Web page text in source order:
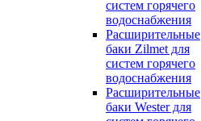
систем горячего
водоснабжения
Расширительные
баки Zilmet для
систем горячего
водоснабжения
Расширительные
баки Wester для